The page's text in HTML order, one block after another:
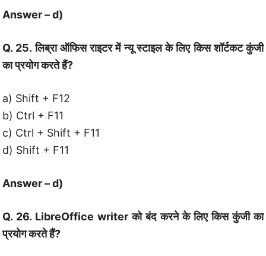
Answer – d)
Q. 25. लिब्रा ऑफिस राइटर में न्यू स्टाइल के लिए किस शॉर्टकट कुंजी
का प्रयोग करते हैं?
a) Shift + F12
b) Ctrl + F11
c) Ctrl + Shift + F11
d) Shift + F11
Answer – d)
Q. 26. LibreOffice writer को बंद करने के लिए किस कुंजी का
प्रयोग करते हैं?